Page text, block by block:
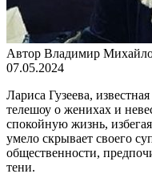
Автор Владимир
07.05.2024
Лариса Гузеева,
телешоу о женихах и
спокойную жизнь,
умело скрывает своего
общественности,
тени.